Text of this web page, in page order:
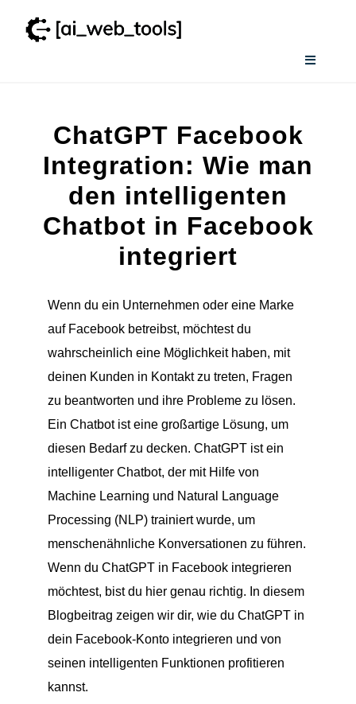
Inhalt
Toggle
Smart AI Tool Selector
ChatGPT Facebook
Integration: Wie man
den intelligenten
Chatbot in Facebook
integriert
Wenn du ein Unternehmen oder eine Marke
auf Facebook betreibst, möchtest du
wahrscheinlich eine Möglichkeit haben, mit
deinen Kunden in Kontakt zu treten, Fragen
zu beantworten und ihre Probleme zu lösen.
Ein Chatbot ist eine großartige Lösung, um
diesen Bedarf zu decken. ChatGPT ist ein
intelligenter Chatbot, der mit Hilfe von
Machine Learning und Natural Language
Processing (NLP) trainiert wurde, um
menschenähnliche Konversationen zu führen.
Wenn du ChatGPT in Facebook integrieren
möchtest, bist du hier genau richtig. In diesem
Blogbeitrag zeigen wir dir, wie du ChatGPT in
dein Facebook-Konto integrieren und von
seinen intelligenten Funktionen profitieren
kannst.